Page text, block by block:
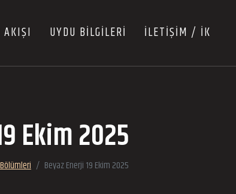
UYDU BİLGİLERİ İLETİŞİM / İK
Ekim 2025
Beyaz Enerji 19 Ekim 2025